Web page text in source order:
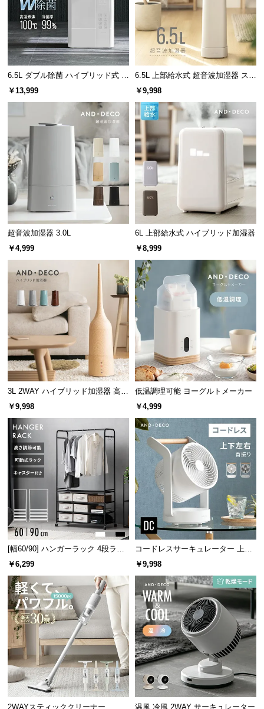
知
ら
ブ
企
業
情
報
6.5L ダブル除菌 ハイブリッド式 U
Vライト+ヒーター除菌機能付き
￥13,999
6.5L 上部給水式 超音波加湿器 ステ
ンレス振動子モデル
￥9,998
超音波加湿器 3.0L
￥4,999
6L 上部給水式 ハイブリッド加湿器
￥8,999
3L 2WAY ハイブリッド加湿器 高さ
調整可能
￥9,998
低温調理可能 ヨーグルトメーカー
￥4,999
[幅60/90] ハンガーラック 4段ラッ
ク収納 キャスター付き
￥6,299
コードレスサーキュレーター 上下
左右首振り 持ち手付き
￥9,998
2WAYスティッククリーナー 温風 冷風 2WAY サーキュレーター